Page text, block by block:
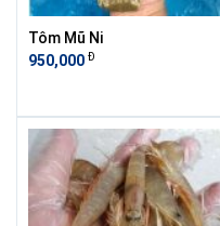
Tôm Mũ Ni
950,000 Đ